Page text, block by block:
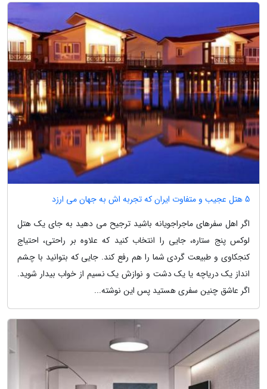
5 هتل عجیب و متفاوت ایران که تجربه اش به جهان می ارزد
اگر اهل سفرهای ماجراجویانه باشید ترجیح می دهید به جای یک هتل
لوکس پنج ستاره، جایی را انتخاب کنید که علاوه بر راحتی، احتیاج
کنجکاوی و طبیعت گردی شما را هم رفع کند. جایی که بتوانید با چشم
انداز یک دریاچه یا یک دشت و نوازش یک نسیم از خواب بیدار شوید.
اگر عاشق چنین سفری هستید پس این نوشته...